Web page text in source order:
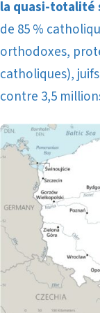
la quasi-totalité
de 85 %
orthodoxes,
catholiques),
contre 3,5